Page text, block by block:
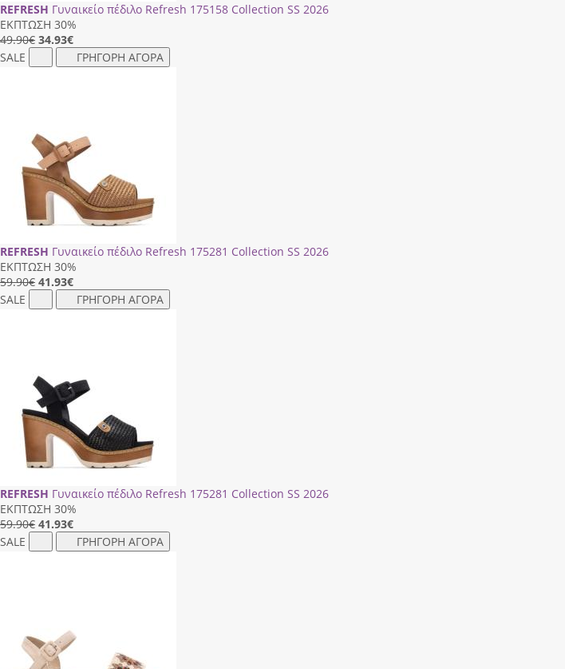
REFRESH Γυναικείο πέδιλο Refresh 175158 Collection SS 2026
ΕΚΠΤΩΣΗ 30%
49.90€ 34.93€
SALE
ΓΡΗΓΟΡΗ ΑΓΟΡΑ
REFRESH Γυναικείο πέδιλο Refresh 175281 Collection SS 2026
ΕΚΠΤΩΣΗ 30%
59.90€ 41.93€
SALE
ΓΡΗΓΟΡΗ ΑΓΟΡΑ
REFRESH Γυναικείο πέδιλο Refresh 175281 Collection SS 2026
ΕΚΠΤΩΣΗ 30%
59.90€ 41.93€
SALE
ΓΡΗΓΟΡΗ ΑΓΟΡΑ